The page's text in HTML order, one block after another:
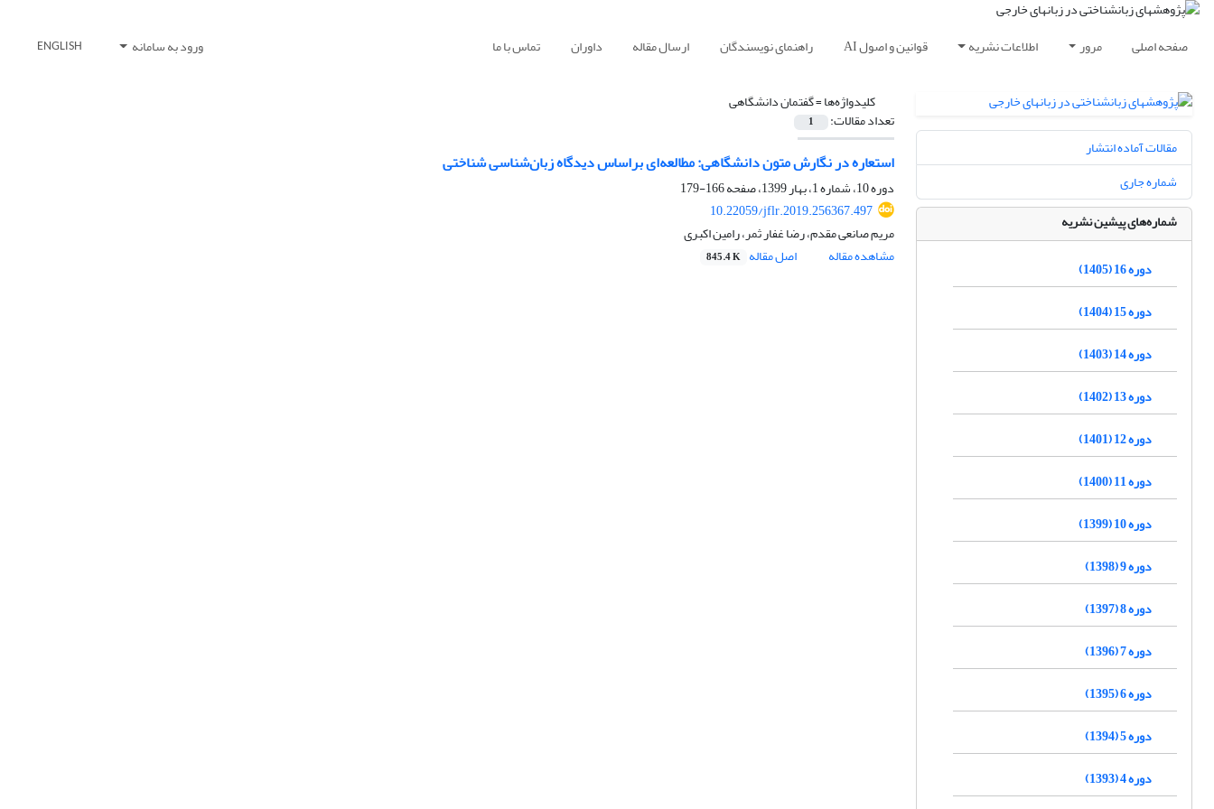
صفحه اصلی مرور اطلاعات نشریه قوانین و اصول AI راهنمای نویسندگان ارسال مقاله داوران تماس با ما ورود به سامانه ENGLISH
کلیدواژه‌ها =گفتمان دانشگاهی
تعداد مقالات: 1
استعاره‌ در نگارش متون دانشگاهی: مطالعه‌ای براساس دیدگاه زبان‌شناسی شناختی
دوره 10، شماره 1، بهار 1399، صفحه
166-179
10.22059/jflr.2019.256367.497
مریم صانعی مقدم، رضا غفار ثمر، رامین اکبری
مشاهده مقاله
اصل مقاله 845.4 K
مقالات آماده انتشار
شماره جاری
شماره‌های پیشین نشریه
دوره 16 (1405)
دوره 15 (1404)
دوره 14 (1403)
دوره 13 (1402)
دوره 12 (1401)
دوره 11 (1400)
دوره 10 (1399)
دوره 9 (1398)
دوره 8 (1397)
دوره 7 (1396)
دوره 6 (1395)
دوره 5 (1394)
دوره 4 (1393)